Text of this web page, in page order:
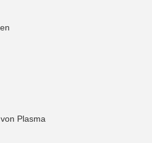
Plasma